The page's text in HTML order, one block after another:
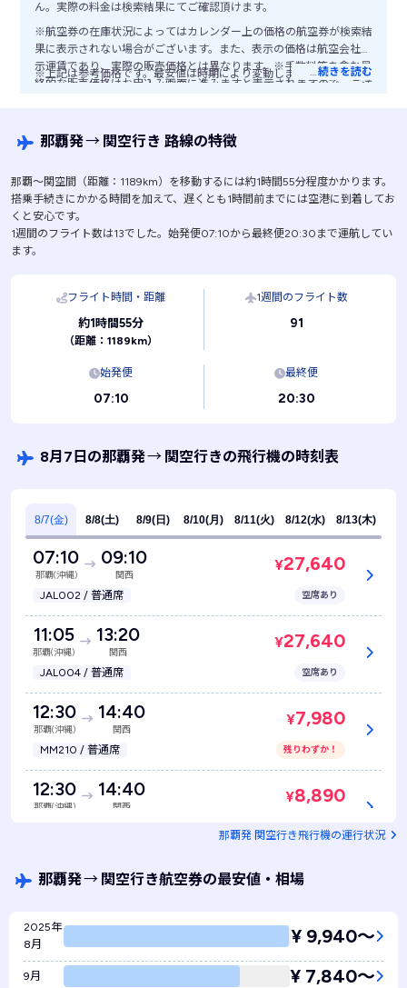
ん。実際の料金は検索結果にてご確認頂けます。
※航空券の在庫状況によってはカレンダー上の価格の航空券が検索結
果に表示されない場合がございます。また、表示の価格は航空会社公
示運賃であり、実際の販売価格とは異なります。※手数料等を含む最
終的な販売価格はお申込み画面に進みますと表示されますので、ご注
※上記は参考価格です。最安値は時期により変動します。
…続きを読む
那覇発→ 関空行き 路線の特徴
那覇〜関空間（距離：1189km）を移動するには約1時間55分程度かかります。
搭乗手続きにかかる時間を加えて、遅くとも1時間前までには空港に到着してお
くと安心です。
1週間のフライト数は13でした。始発便07:10から最終便20:30まで運航してい
ます。
フライト時間・距離
約1時間55分
（距離：1189km）
1週間のフライト数
91
始発便
07:10
最終便
20:30
8月7日の那覇発→ 関空行きの飛行機の時刻表
8/7(金) 8/8(土) 8/9(日) 8/10(月) 8/11(火) 8/12(水) 8/13(木)
07:10
那覇(沖縄)
09:10
関西
JAL002 / 普通席
¥27,640
空席あり
11:05
那覇(沖縄)
13:20
関西
JAL004 / 普通席
¥27,640
空席あり
12:30
那覇(沖縄)
14:40
関西
MM210 / 普通席
¥7,980
残りわずか！
12:30
那覇(沖縄)
14:40
関西
¥8,890
残りわずか！
那覇発 関空行き飛行機の運行状況
那覇発→ 関空行き航空券の最安値・相場
2025年
8月
¥ 9,940〜
9月 ¥ 7,840〜